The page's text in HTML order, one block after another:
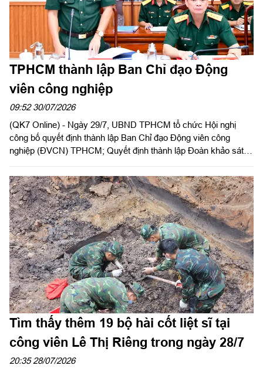
TPHCM thành lập Ban Chỉ đạo Động
viên công nghiệp
09:52 30/07/2026
(QK7 Online) - Ngày 29/7, UBND TPHCM tổ chức Hội nghị
công bố quyết định thành lập Ban Chỉ đạo Động viên công
nghiệp (ĐVCN) TPHCM; Quyết định thành lập Đoàn khảo sát
hoạch động viên công nghiệp năm 2026. Đồng chí Trần Văn
Bảy, Phó Chủ tịch UBND Thành phố chủ trì hội nghị. Dự có
Thiếu tướng Phan Quốc Việt, Phó Tư lệnh, Tham mưu trưởng
Bộ Tư lệnh TPHCM cùng các sở, ban, ngành Thành phố, các
doanh nghiệp ĐVCN được giao nhiệm vụ.
Tìm thấy thêm 19 bộ hài cốt liệt sĩ tại
công viên Lê Thị Riêng trong ngày 28/7
20:35 28/07/2026